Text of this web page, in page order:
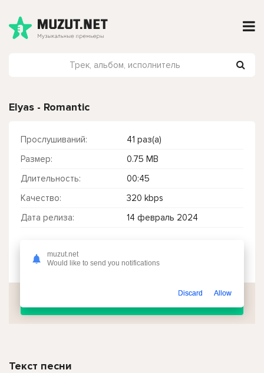
Elyas - Romantic
Прослушиваний:
41 раз(а)
Размер:
0.75 MB
Длительность:
00:45
Качество:
320 kbps
Дата релиза:
14 февраль 2024
Текст песни
muzut.net
Would like to send you notifications
Discard Allow